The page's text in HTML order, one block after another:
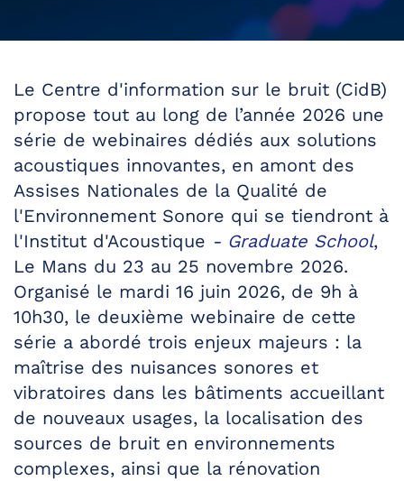
Le Centre d'information sur le bruit (CidB)
propose tout au long de l’année 2026 une
série de webinaires dédiés aux solutions
acoustiques innovantes, en amont des
Assises Nationales de la Qualité de
l'Environnement Sonore qui se tiendront à
l'Institut d'Acoustique - Graduate School,
Le Mans du 23 au 25 novembre 2026.
Organisé le mardi 16 juin 2026, de 9h à
10h30, le deuxième webinaire de cette
série a abordé trois enjeux majeurs : la
maîtrise des nuisances sonores et
vibratoires dans les bâtiments accueillant
de nouveaux usages, la localisation des
sources de bruit en environnements
complexes, ainsi que la rénovation